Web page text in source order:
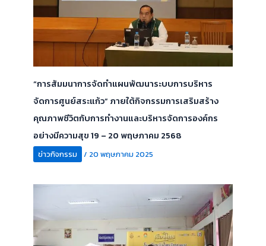
“การสัมมนาการจัดทำแผนพัฒนาระบบการบริหาร
จัดการศูนย์สระแก้ว” ภายใต้กิจกรรมการเสริมสร้าง
คุณภาพชีวิตกับการทำงานและบริหารจัดการองค์กร
อย่างมีความสุข 19 – 20 พฤษภาคม 2568
ข่าวกิจกรรม / 20 พฤษภาคม 2025